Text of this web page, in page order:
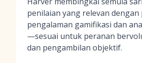
penilaian yang relevan dengan
pengalaman gamifikasi dan
—sesuai untuk peranan
dan pengambilan objektif.